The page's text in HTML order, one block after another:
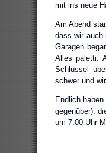
mit ins neue
Am Abend
dass wir auch
Garagen
Alles paletti.
Schlüssel
schwer und
Endlich
gegenüber),
um 7:00 Uhr